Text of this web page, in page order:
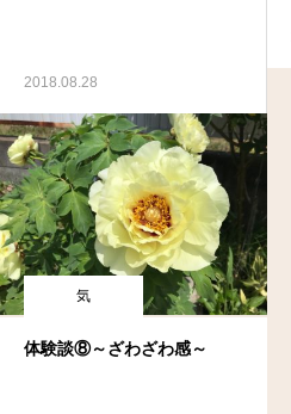
2018.08.28
気
体験談⑧～ざわざわ感～